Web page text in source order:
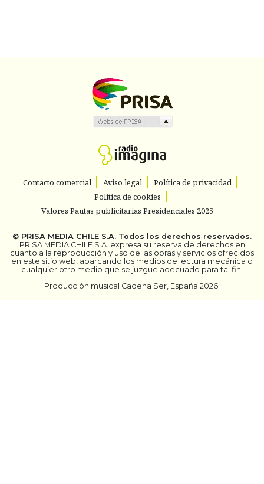
Contacto comercial Aviso legal
Política de privacidad
Política de cookies
Valores Pautas publicitarias Presidenciales 2025
© PRISA MEDIA CHILE S.A. Todos los derechos reservados.
PRISA MEDIA CHILE S.A. expresa su reserva de derechos en
cuanto a la reproducción y uso de las obras y servicios ofrecidos
en este sitio web, abarcando los medios de lectura mecánica o
cualquier otro medio que se juzgue adecuado para tal fin.
Producción musical Cadena Ser, España 2026.